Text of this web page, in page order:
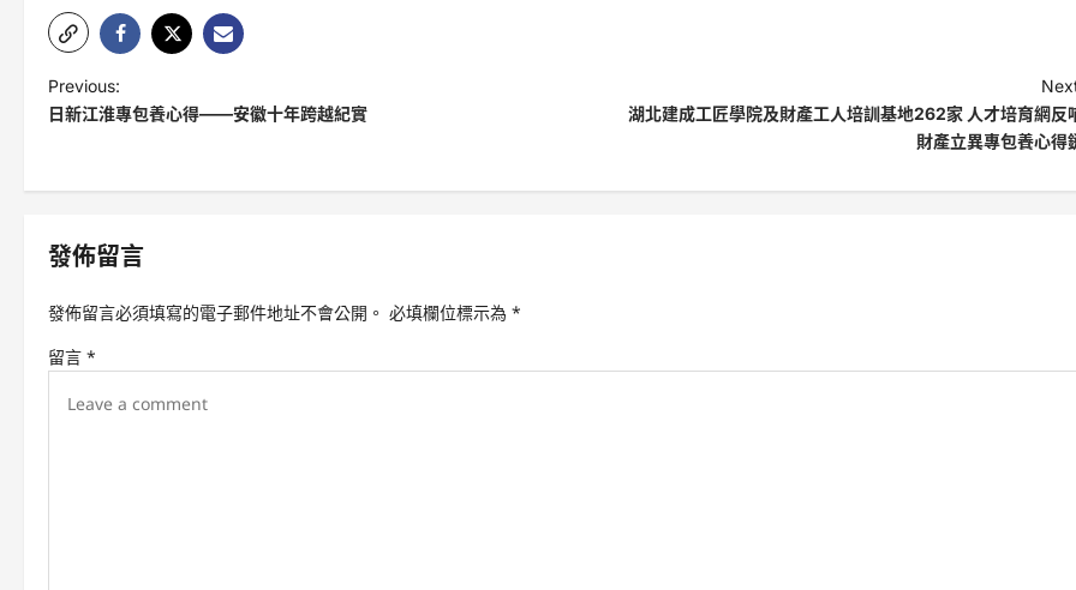
P
o
t
n
a
v
i
Previous:
日新江淮專包養心得——安徽十年跨越紀實
湖北建成工匠學院及財產工人培訓基地262家 人才培育網反
財產立異專包養心得
發佈留言
發佈留言必須填寫的電子郵件地址不會公開。 必填欄位標示為 *
留言 *